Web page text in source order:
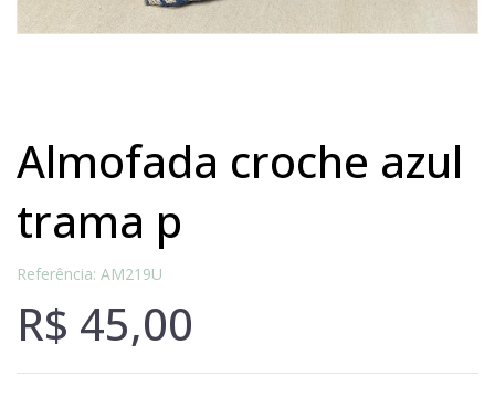
almofada croche azul
trama p
Referência: AM219U
R$ 45,00